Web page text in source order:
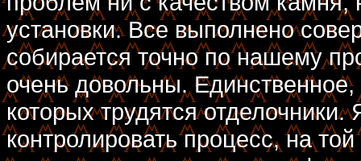
установки. Все выполнено
собирается точно по нашему
очень довольны.
которых трудятся
контролировать процесс, на